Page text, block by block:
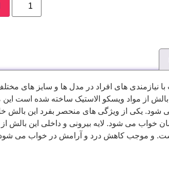
از مواد ویسکو الاستیک ساخته شده است
یکی از ویژگی های منحصر بفرد این بالش
می شود. لایه بیرونی و داخلی این بالش
و موجب کاهش درد و آرامش در خواب می